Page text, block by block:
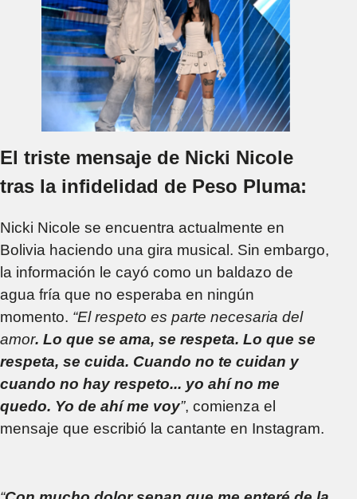
El triste mensaje de Nicki Nicole
tras la infidelidad de Peso Pluma:
Nicki Nicole se encuentra actualmente en
Bolivia haciendo una gira musical. Sin embargo,
la información le cayó como un baldazo de
agua fría que no esperaba en ningún
momento. “El respeto es parte necesaria del
amor. Lo que se ama, se respeta. Lo que se
respeta, se cuida. Cuando no te cuidan y
cuando no hay respeto... yo ahí no me
quedo. Yo de ahí me voy”, comienza el
mensaje que escribió la cantante en Instagram.